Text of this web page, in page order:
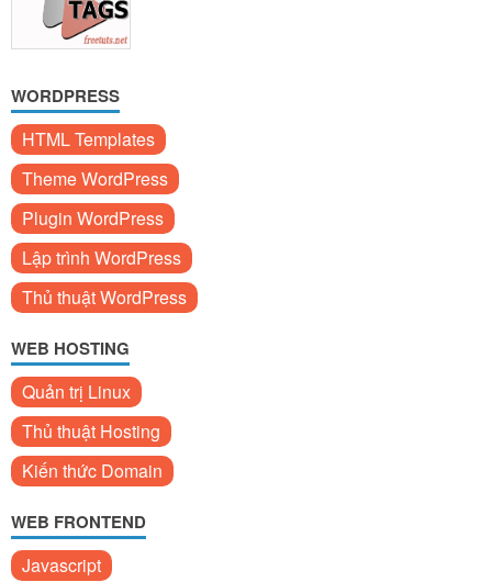
WORDPRESS
HTML Templates
Theme WordPress
Plugin WordPress
Lập trình WordPress
Thủ thuật WordPress
WEB HOSTING
Quản trị Linux
Thủ thuật Hosting
Kiến thức Domain
WEB FRONTEND
Javascript